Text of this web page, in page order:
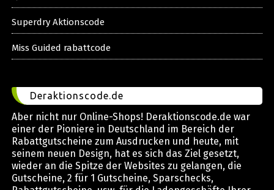
Superdry Aktionscode
Miss Guided rabattcode
Deraktionscode.de
Aber nicht nur Online-Shops! Deraktionscode.de war
einer der Pioniere in Deutschland im Bereich der
Rabattgutscheine zum Ausdrucken und heute, mit
seinem neuen Design, hat es sich das Ziel gesetzt,
wieder an die Spitze der Websites zu gelangen, die
Gutscheine, 2 für 1 Gutscheine, Sparschecks,